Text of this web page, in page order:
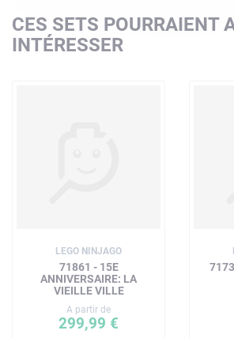
CES SETS POURRAIENT
INTÉRESSER
LEGO NINJAGO
71861 - 15E
ANNIVERSAIRE: LA
VIEILLE VILLE
A partir de
299,99 €